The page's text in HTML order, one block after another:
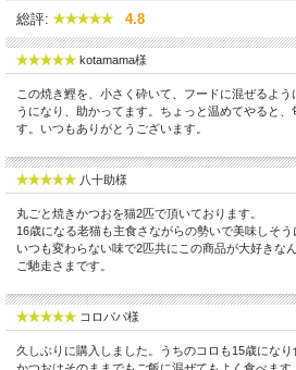
● かつおのタンパク質は100g中25.8gとかなり
的で、低カロリーな食材です。
● かつおは、血液をサラサラにしてくれるＥ
酸）や、脳の働きを活性化するＤＨＡ（ドコ
いることでも有名。 またコレステロールを減
ンが豊富に含まれています。
● かつおは、ビタミンB群・Dも豊富で、とく
ンB12は魚肉の中ではトップ。ミネラル成分
などがバランスよく含まれているヘルシーなお
総評: 4.8
kotamama様
この焼き鰹を、小さく砕いて、フードに混ぜるよ
うになり、助かってます。ちょっと温めてやると
す。いつもありがとうございます。
八十助様
丸ごと焼きかつおを猫2匹で頂いております。
16歳になる老猫も主食さながらの勢いで美味しそう
いつも変わらない味で2匹共にこの商品が大好きな
ご馳走さまです。
コロパパ様
久しぶりに購入しました。うちのコロも15歳にな